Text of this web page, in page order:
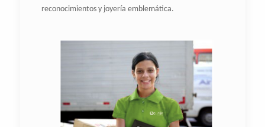
reconocimientos y joyería emblemática.